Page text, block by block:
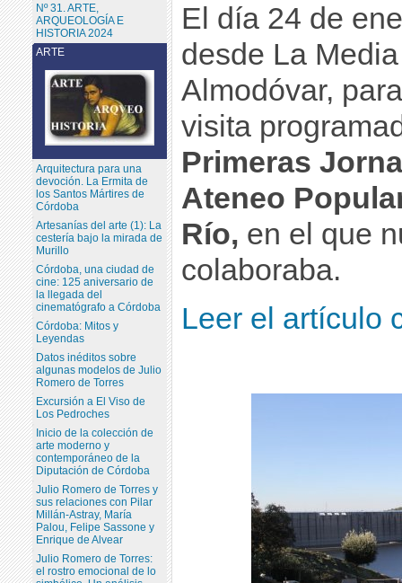
El día 24 de
desde La
Almodóvar,
visita
Primeras
Ateneo
Río, en el que
colaboraba.
Leer el artículo
ARTE
Arquitectura para una
devoción. La Ermita de
los Santos Mártires de
Córdoba
Artesanías del arte (1): La
cestería bajo la mirada de
Murillo
Córdoba, una ciudad de
cine: 125 aniversario de
la llegada del
cinematógrafo a Córdoba
Córdoba: Mitos y
Leyendas
Datos inéditos sobre
algunas modelos de Julio
Romero de Torres
Excursión a El Viso de
Los Pedroches
Inicio de la colección de
arte moderno y
contemporáneo de la
Diputación de Córdoba
Julio Romero de Torres y
sus relaciones con Pilar
Millán-Astray, María
Palou, Felipe Sassone y
Enrique de Alvear
Julio Romero de Torres:
el rostro emocional de lo
Nº 31. ARTE,
ARQUEOLOGÍA E
HISTORIA 2024